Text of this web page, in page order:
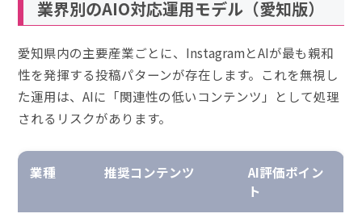
業界別のAIO対応運用モデル（愛知版）
愛知県内の主要産業ごとに、InstagramとAIが最も親和
性を発揮する投稿パターンが存在します。これを無視し
た運用は、AIに「関連性の低いコンテンツ」として処理
されるリスクがあります。
業種 推奨コンテンツ
AI評価ポイン
ト